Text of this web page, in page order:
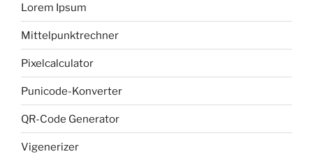
Lorem Ipsum
Mittelpunktrechner
Pixelcalculator
Punicode-Konverter
QR-Code Generator
Vigenerizer